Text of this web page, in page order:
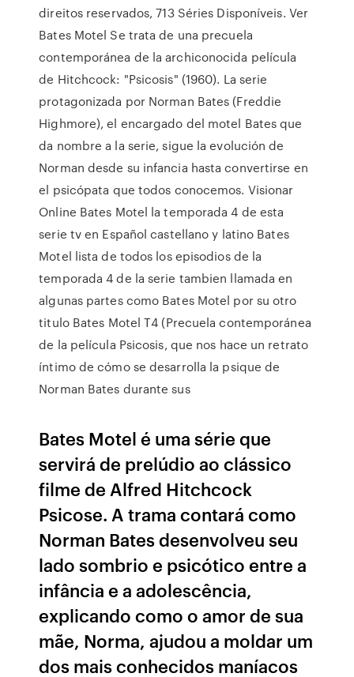
direitos reservados, 713 Séries Disponíveis. Ver
Bates Motel Se trata de una precuela
contemporánea de la archiconocida película
de Hitchcock: "Psicosis" (1960). La serie
protagonizada por Norman Bates (Freddie
Highmore), el encargado del motel Bates que
da nombre a la serie, sigue la evolución de
Norman desde su infancia hasta convertirse en
el psicópata que todos conocemos. Visionar
Online Bates Motel la temporada 4 de esta
serie tv en Español castellano y latino Bates
Motel lista de todos los episodios de la
temporada 4 de la serie tambien llamada en
algunas partes como Bates Motel por su otro
titulo Bates Motel T4 (Precuela contemporánea
de la película Psicosis, que nos hace un retrato
íntimo de cómo se desarrolla la psique de
Norman Bates durante sus
Bates Motel é uma série que
servirá de prelúdio ao clássico
filme de Alfred Hitchcock
Psicose. A trama contará como
Norman Bates desenvolveu seu
lado sombrio e psicótico entre a
infância e a adolescência,
explicando como o amor de sua
mãe, Norma, ajudou a moldar um
dos mais conhecidos maníacos